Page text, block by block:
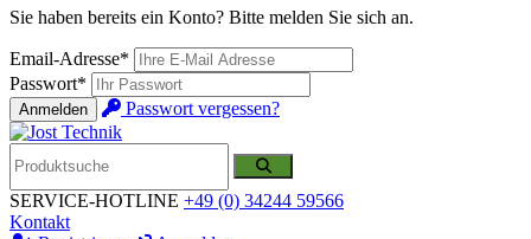
Sie haben bereits ein Konto? Bitte melden Sie sich an.
Email-Adresse*
Passwort*
Anmelden Passwort vergessen?
SERVICE-HOTLINE +49 (0) 34244 59566
Kontakt